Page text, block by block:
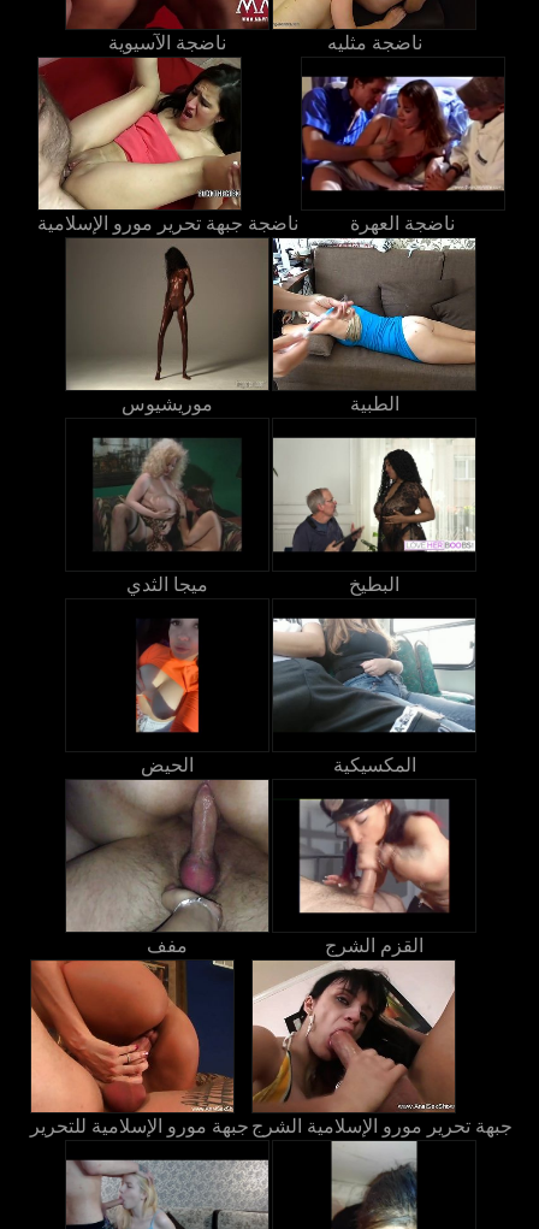
ناضجة الآسيوية ناضجة مثليه
ناضجة جبهة تحرير مورو الإسلامية ناضجة العهرة
موريشيوس الطبية
ميجا الثدي البطيخ
الحيض المكسيكية
مفف القزم الشرج
جبهة مورو الإسلامية للتحرير جبهة تحرير مورو الإسلامية الشرج